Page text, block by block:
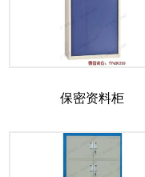
保密资料柜